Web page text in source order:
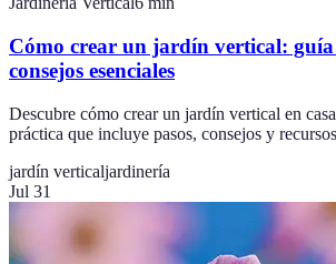
Cómo crear un jardín vertical:
consejos esenciales
Descubre cómo crear un jardín vertical en
práctica que incluye pasos, consejos y
jardín verticaljardinería
Jul 31